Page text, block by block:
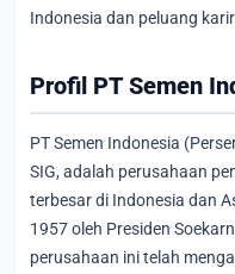
Indonesia dan peluang
Profil PT Semen
PT Semen Indonesia
SIG, adalah perusahaan
terbesar di Indonesia dan
1957 oleh Presiden
perusahaan ini telah